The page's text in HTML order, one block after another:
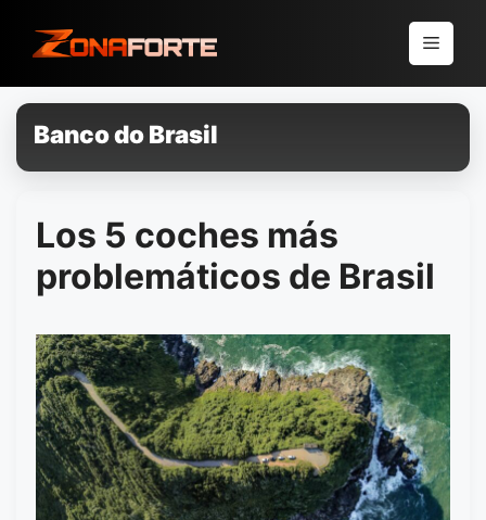
para
conteúdo
Menu
Banco do Brasil
Los 5 coches más
problemáticos de Brasil